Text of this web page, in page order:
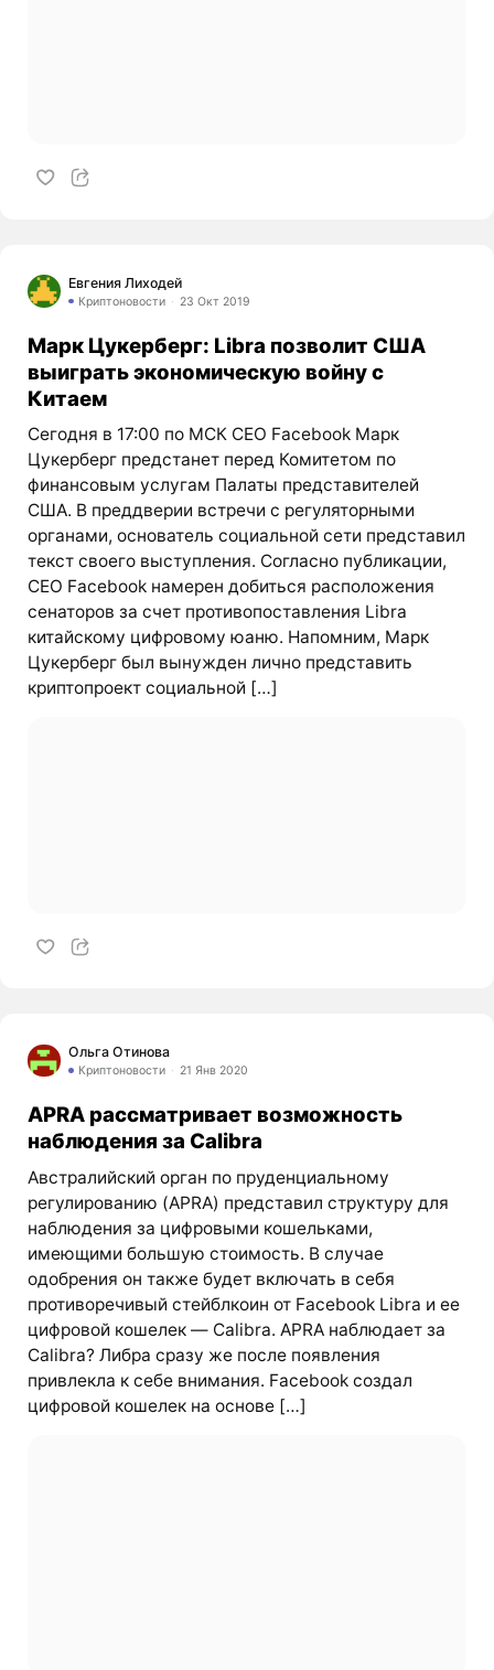
Евгения Лиходей
Криптоновости 23 Окт 2019
Марк Цукерберг: Libra позволит США
выиграть экономическую войну с
Китаем
Сегодня в 17:00 по МСК CEO Facebook Марк
Цукерберг предстанет перед Комитетом по
финансовым услугам Палаты представителей
США. В преддверии встречи с регуляторными
органами, основатель социальной сети представил
текст своего выступления. Согласно публикации,
CEO Facebook намерен добиться расположения
сенаторов за счет противопоставления Libra
китайскому цифровому юаню. Напомним, Марк
Цукерберг был вынужден лично представить
криптопроект социальной […]
Ольга Отинова
Криптоновости 21 Янв 2020
APRA рассматривает возможность
наблюдения за Calibra
Австралийский орган по пруденциальному
регулированию (APRA) представил структуру для
наблюдения за цифровыми кошельками,
имеющими большую стоимость. В случае
одобрения он также будет включать в себя
противоречивый стейблкоин от Facebook Libra и ее
цифровой кошелек — Calibra. APRA наблюдает за
Calibra? Либра сразу же после появления
привлекла к себе внимания. Facebook создал
цифровой кошелек на основе […]